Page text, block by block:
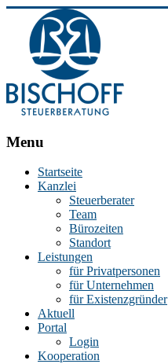
BISCHOFF
Stephan
Steuerberater
Essen
Menu
Startseite
Kanzlei
Steuerberater
Team
Bürozeiten
Standort
Leistungen
für Privatpersonen
für Unternehmen
für Existenzgründer
Aktuell
Portal
Login
Kooperation